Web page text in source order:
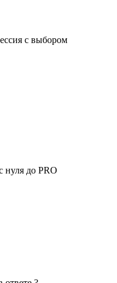
с выбором
нуля до PRO